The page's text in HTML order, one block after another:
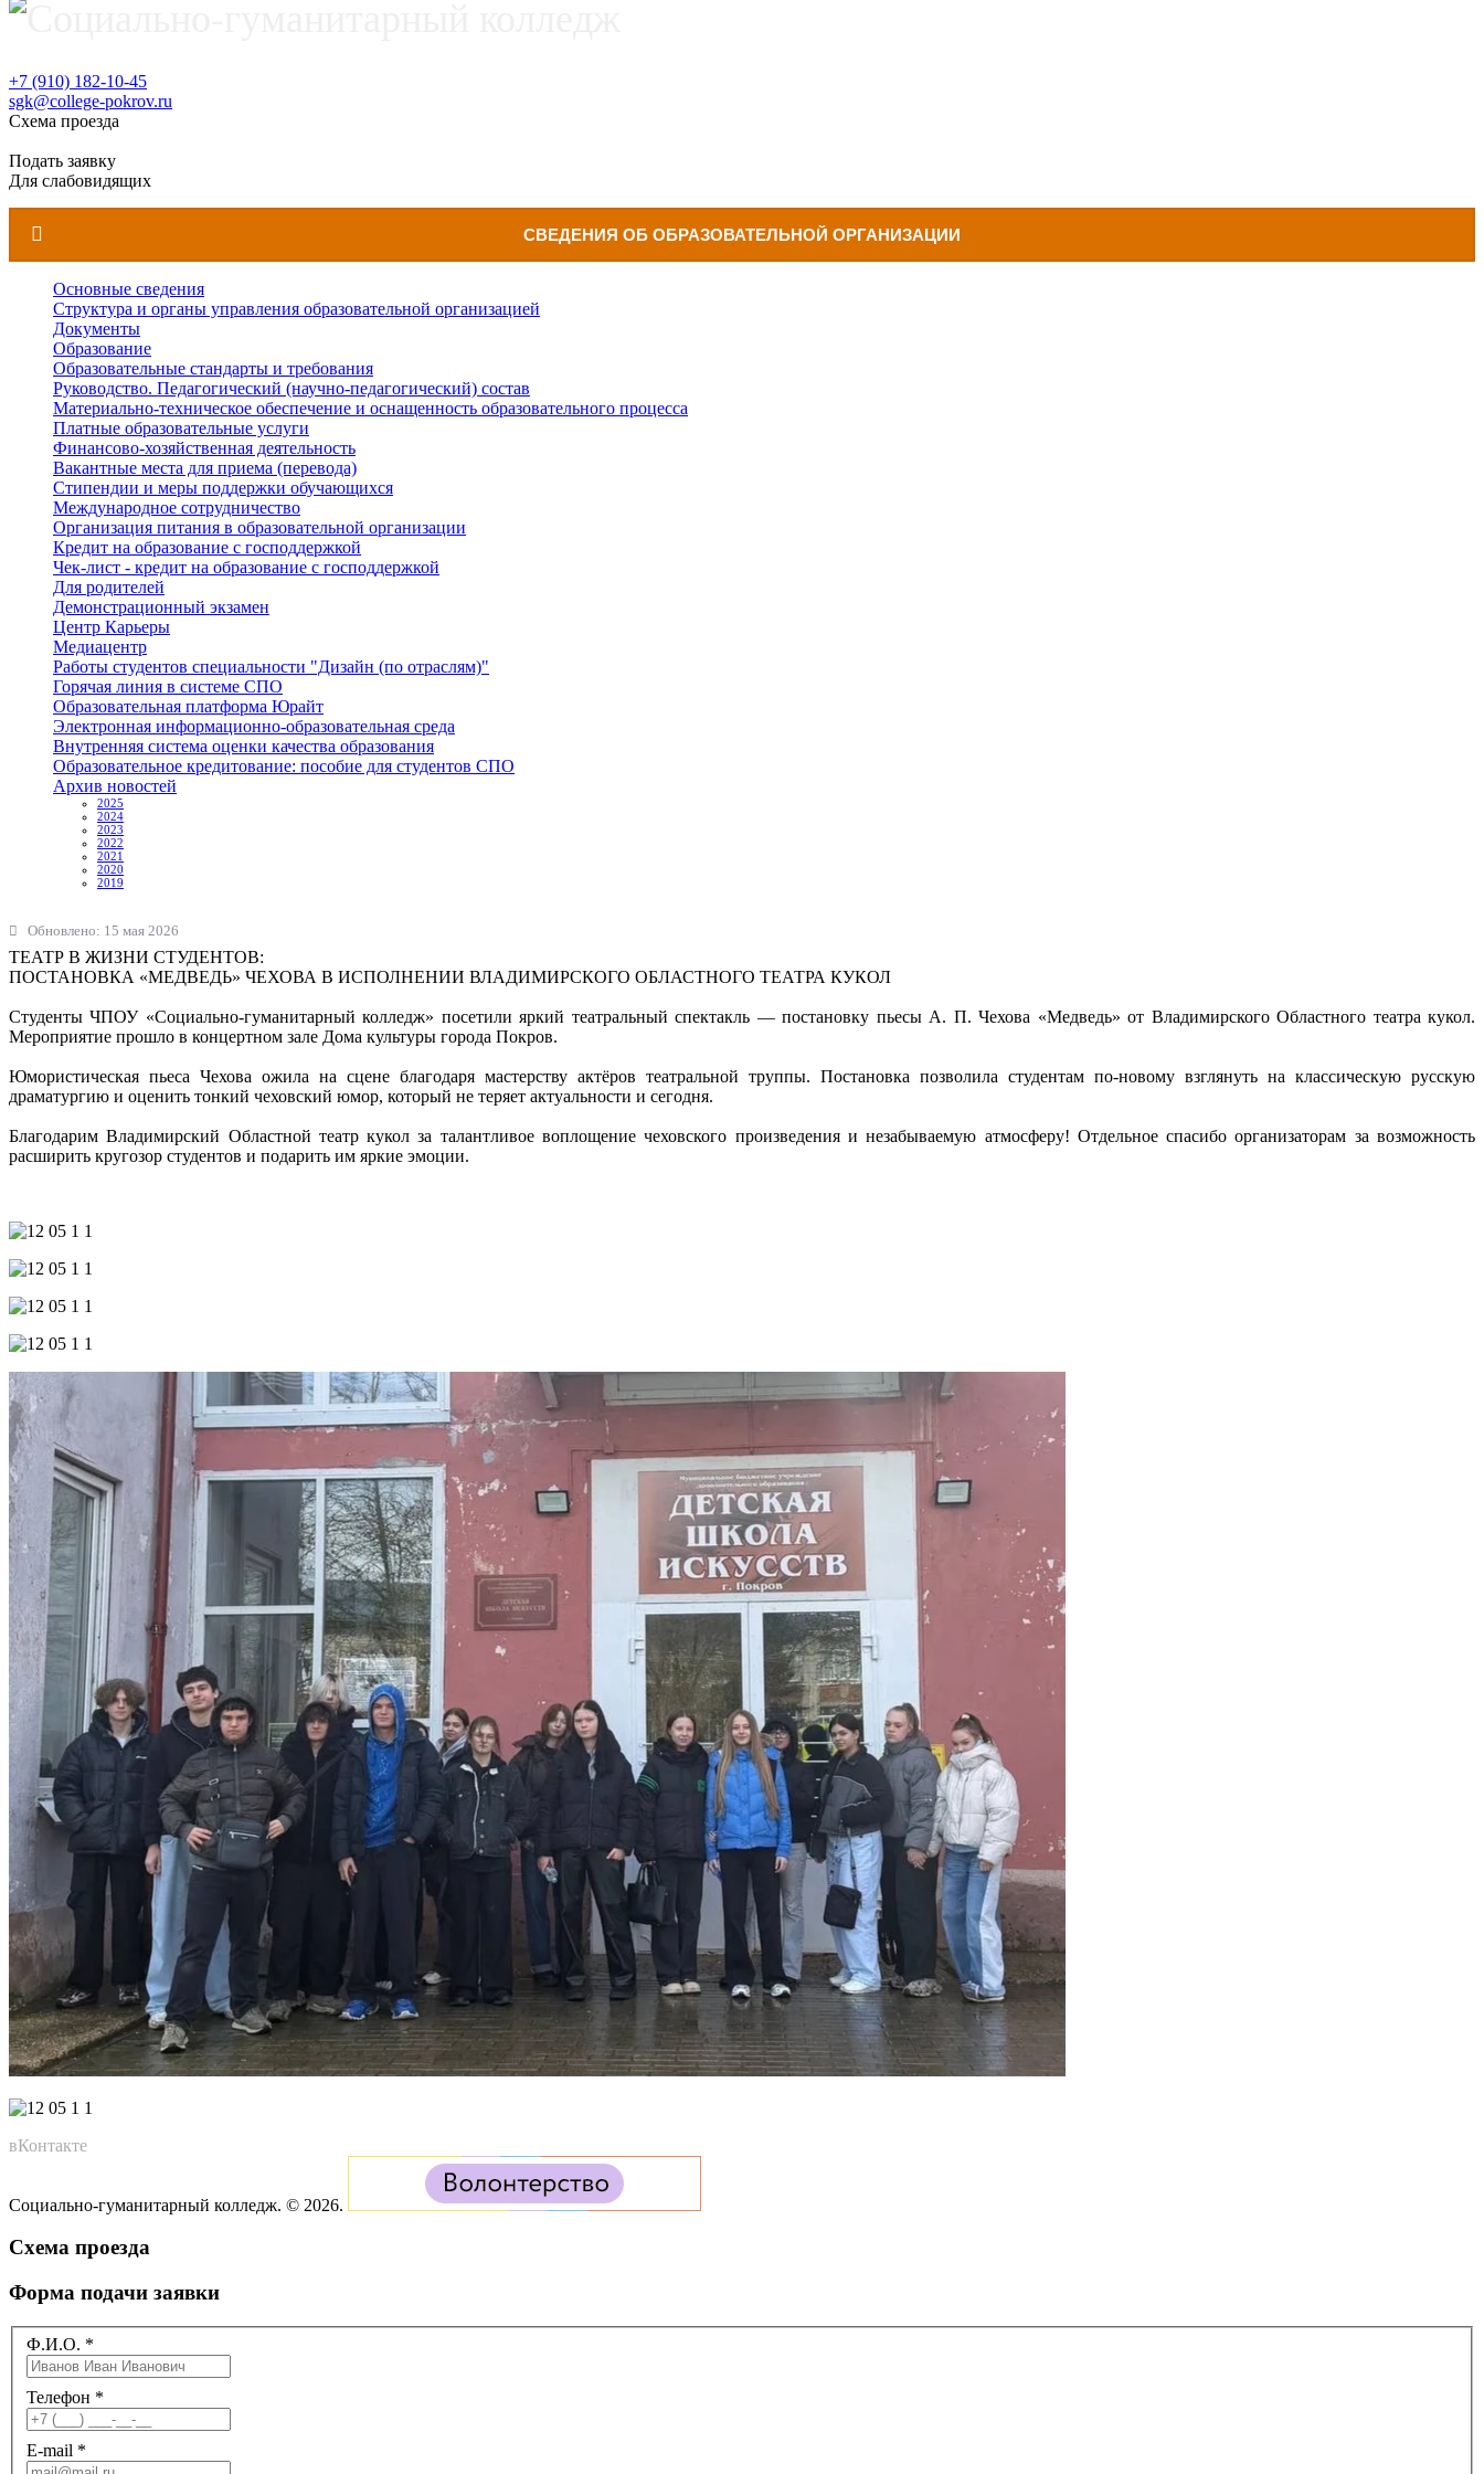
+7 (910) 182-10-45
sgk@college-pokrov.ru
Схема проезда
Подать заявку
Для слабовидящих
СВЕДЕНИЯ ОБ ОБРАЗОВАТЕЛЬНОЙ ОРГАНИЗАЦИИ
Основные сведения
Структура и органы управления образовательной организацией
Документы
Образование
Образовательные стандарты и требования
Руководство. Педагогический (научно-педагогический) состав
Материально-техническое обеспечение и оснащенность образовательного процесса
Платные образовательные услуги
Финансово-хозяйственная деятельность
Вакантные места для приема (перевода)
Стипендии и меры поддержки обучающихся
Международное сотрудничество
Организация питания в образовательной организации
Кредит на образование с господдержкой
Чек-лист - кредит на образование с господдержкой
Для родителей
Демонстрационный экзамен
Центр Карьеры
Медиацентр
Работы студентов специальности "Дизайн (по отраслям)"
Горячая линия в системе СПО
Образовательная платформа Юрайт
Электронная информационно-образовательная среда
Внутренняя система оценки качества образования
Образовательное кредитование: пособие для студентов СПО
Архив новостей
2025
2024
2023
2022
2021
2020
2019
Обновлено: 15 мая 2026
ТЕАТР В ЖИЗНИ СТУДЕНТОВ:
ПОСТАНОВКА «МЕДВЕДЬ» ЧЕХОВА В ИСПОЛНЕНИИ ВЛАДИМИРСКОГО ОБЛАСТНОГО ТЕАТРА КУКОЛ
Студенты ЧПОУ «Социально‑гуманитарный колледж» посетили яркий театральный спектакль — постановку пьесы А. П. Чехова «Медведь» от Владимирского Областного театра кукол.
Мероприятие прошло в концертном зале Дома культуры города Покров.
Юмористическая пьеса Чехова ожила на сцене благодаря мастерству актёров театральной труппы. Постановка позволила студентам по‑новому взглянуть на классическую русскую
драматургию и оценить тонкий чеховский юмор, который не теряет актуальности и сегодня.
Благодарим Владимирский Областной театр кукол за талантливое воплощение чеховского произведения и незабываемую атмосферу! Отдельное спасибо организаторам за возможность
расширить кругозор студентов и подарить им яркие эмоции.
вКонтакте
Социально-гуманитарный колледж. © 2026.
Схема проезда
Форма подачи заявки
Ф.И.О. *
Телефон *
E-mail *